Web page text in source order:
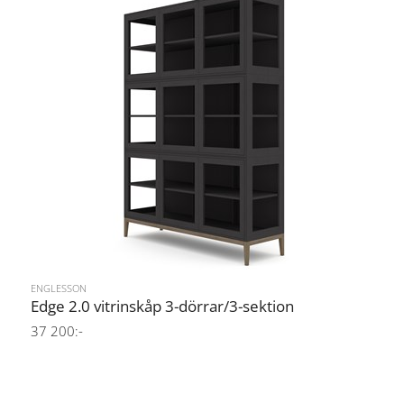
ENGLESSON
Edge 2.0 vitrinskåp 3-dörrar/3-sektion
37 200:-